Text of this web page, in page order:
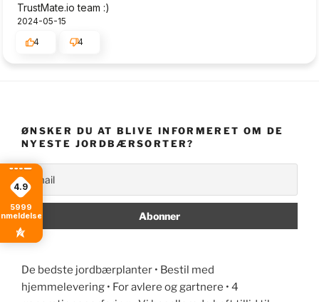
TrustMate.io team :)
2024-05-15
4
4
ØNSKER DU AT BLIVE INFORMERET OM DE
NYESTE JORDBÆRSORTER?
De bedste jordbærplanter • Bestil med
hjemmelevering • For avlere og gartnere • 4
4.9
5999